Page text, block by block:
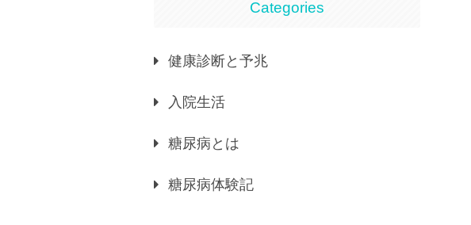
Categories
健康診断と予兆
入院生活
糖尿病とは
糖尿病体験記